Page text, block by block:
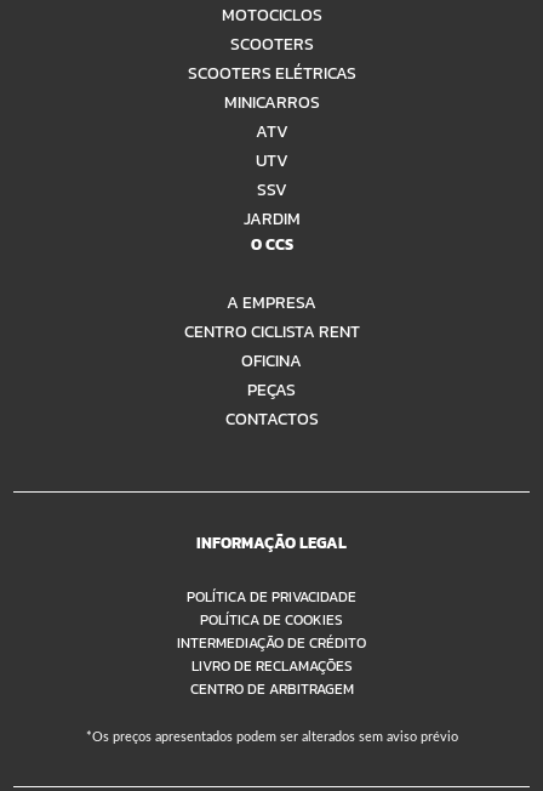
MOTOCICLOS
SCOOTERS
SCOOTERS ELÉTRICAS
MINICARROS
ATV
UTV
SSV
JARDIM
O CCS
A EMPRESA
CENTRO CICLISTA RENT
OFICINA
PEÇAS
CONTACTOS
INFORMAÇÃO LEGAL
POLÍTICA DE PRIVACIDADE
POLÍTICA DE COOKIES
INTERMEDIAÇÃO DE CRÉDITO
LIVRO DE RECLAMAÇÕES
CENTRO DE ARBITRAGEM
*Os preços apresentados podem ser alterados sem aviso prévio